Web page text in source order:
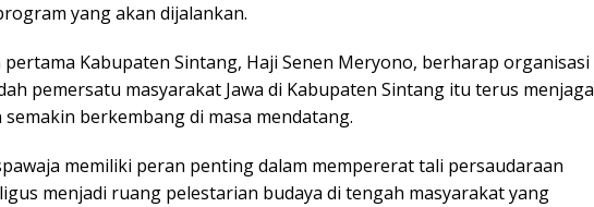
yang akan dijalankan.
pertama Kabupaten Sintang, Haji Senen Meryono, berharap organisasi
pemersatu masyarakat Jawa di Kabupaten Sintang itu terus menjaga
berkembang di masa mendatang.
memiliki peran penting dalam mempererat tali persaudaraan
menjadi ruang pelestarian budaya di tengah masyarakat yang